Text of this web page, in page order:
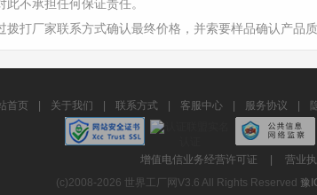
此不承担任何保证责任。
拨打厂家联系方式确认最终价格，并索要样品确认产品
首页 关于我们 联系方式 客服中心 服务协议
增值电信业务经营许可证
营业
(c)2008-2026 世界工厂网V3.6 All Rights Reserved 豫